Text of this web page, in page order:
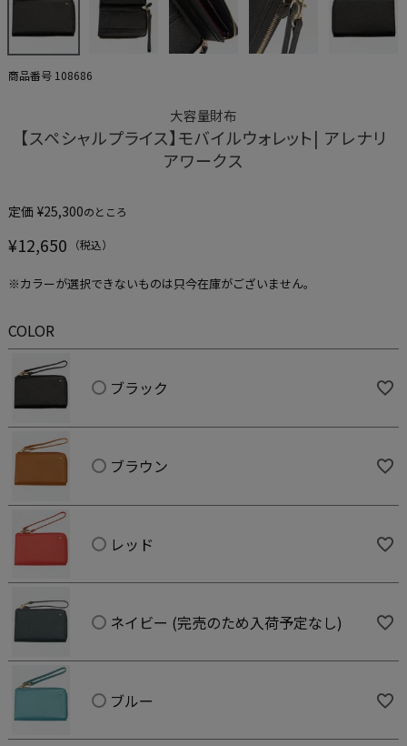
商品番号 108686
大容量財布
【スペシャルプライス】モバイルウォレット| アレナリ
アワークス
定価 ¥25,300のところ
¥12,650
※カラーが選択できないものは只今在庫がございません。
COLOR
ブラック
ブラウン
レッド
ネイビー (完売のため入荷予定なし)
ブルー